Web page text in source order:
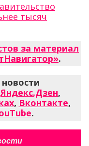
тысяч
за материал
.
Яндекс.Дзен,
, Вконтакте,
.